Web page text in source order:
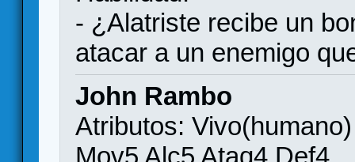
- ¿Alatriste recibe un
atacar a un enemigo
John Rambo
Atributos: Vivo(humano)
Mov5Alc5Ataq4 Def4